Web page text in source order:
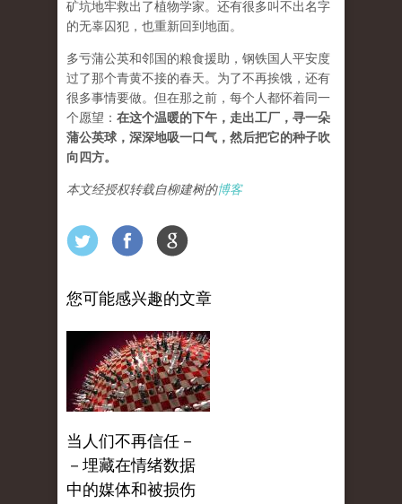
矿坑地牢救出了植物学家。还有很多叫不出名字
的无辜囚犯，也重新回到地面。
多亏蒲公英和邻国的粮食援助，钢铁国人平安度
过了那个青黄不接的春天。为了不再挨饿，还有
很多事情要做。但在那之前，每个人都怀着同一
个愿望： 在这个温暖的下午，走出工厂，寻一朵
蒲公英球，深深地吸一口气，然后把它的种子吹
向四方。
本文经授权转载自柳建树的博客
您可能感兴趣的文章
当人们不再信任－
－埋藏在情绪数据
中的媒体和被损伤